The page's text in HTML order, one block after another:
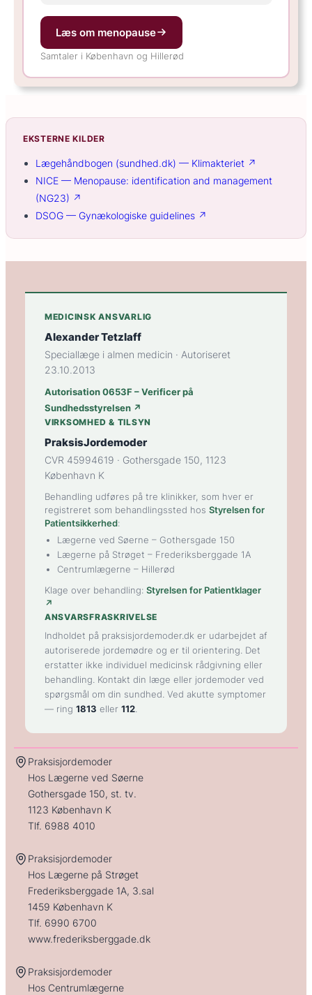
Læs om menopause
Samtaler i København og Hillerød
EKSTERNE KILDER
Lægehåndbogen (sundhed.dk) — Klimakteriet ↗
NICE — Menopause: identification and management
(NG23) ↗
DSOG — Gynækologiske guidelines ↗
MEDICINSK ANSVARLIG
Alexander Tetzlaff
Speciallæge i almen medicin · Autoriseret
23.10.2013
Autorisation 0653F – Verificer på
Sundhedsstyrelsen ↗
VIRKSOMHED & TILSYN
PraksisJordemoder
CVR 45994619 · Gothersgade 150, 1123
København K
Behandling udføres på tre klinikker, som hver er
registreret som behandlingssted hos Styrelsen for
Patientsikkerhed:
Lægerne ved Søerne – Gothersgade 150
Lægerne på Strøget – Frederiksberggade 1A
Centrumlægerne – Hillerød
Klage over behandling: Styrelsen for Patientklager
↗
ANSVARSFRASKRIVELSE
Indholdet på praksisjordemoder.dk er udarbejdet af
autoriserede jordemødre og er til orientering. Det
erstatter ikke individuel medicinsk rådgivning eller
behandling. Kontakt din læge eller jordemoder ved
spørgsmål om din sundhed. Ved akutte symptomer
— ring 1813 eller 112
Praksisjordemoder
Hos Lægerne ved Søerne
Gothersgade 150, st. tv.
1123 København K
Tlf. 6988 4010
Praksisjordemoder
Hos Lægerne på Strøget
Frederiksberggade 1A, 3.sal
1459 København K
Tlf. 6990 6700
www.frederiksberggade.dk
Praksisjordemoder
Hos Centrumlægerne